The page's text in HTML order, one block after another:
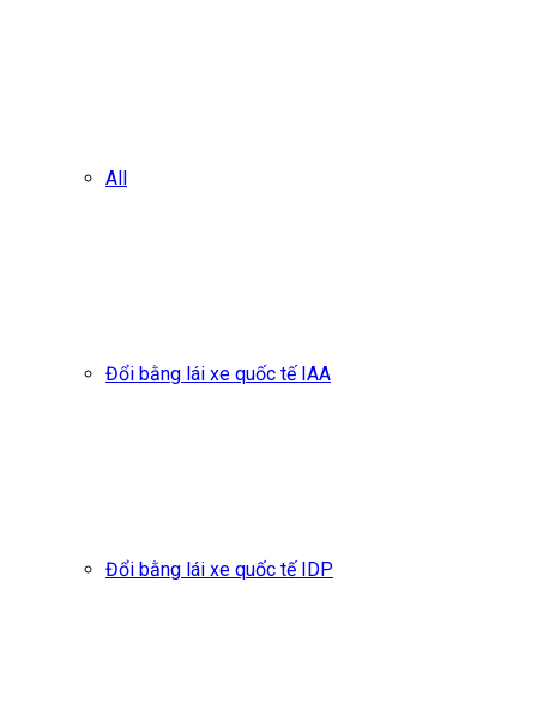
All
Đổi bằng lái xe quốc tế IAA
Đổi bằng lái xe quốc tế IDP